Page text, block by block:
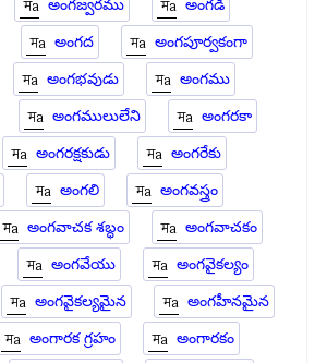
అంగజ్వరము
అంగడి
అంగద
అంగపూర్వకంగా
అంగభవుడు
అంగము
అంగములులేని
అంగరకా
అంగరక్షకుడు
అంగరేకు
అంగలి
అంగవస్త్రం
అంగవాచక శబ్ధం
అంగవాచకం
అంగవేయు
అంగవైకల్యం
అంగవైకల్యమైన
అంగహీనమైన
అంగారక గ్రహం
అంగారకం